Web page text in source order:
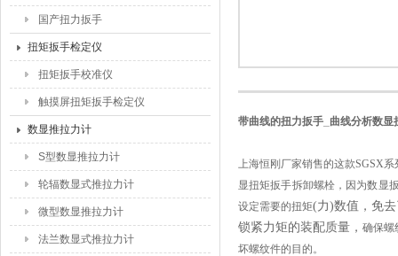
国产扭力扳手
扭矩扳手检定仪
扭矩扳手校准仪
触摸屏扭矩扳手检定仪
数显推拉力计
S型数显推拉力计
轮辐数显式推拉力计
微型数显推拉力计
法兰数显式推拉力计
带曲线的扭力扳手_曲线分析数显
上海恒刚厂家销售的这款SGSX系
显扭矩扳手拆卸螺栓， 因为数显
设定需要的扭矩(力)数值，免
锁紧力矩的装配质量， 确保螺
坏螺纹件的目的。